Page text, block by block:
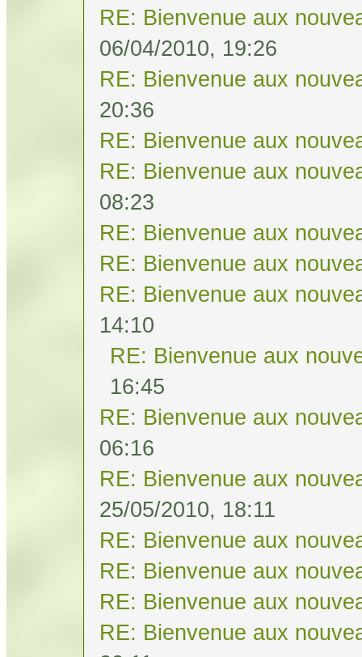
RE: Bienvenue aux
06/04/2010, 19:26
RE: Bienvenue aux
20:36
RE: Bienvenue aux
RE: Bienvenue aux
08:23
RE: Bienvenue aux
RE: Bienvenue aux
RE: Bienvenue aux
14:10
RE: Bienvenue aux
16:45
RE: Bienvenue aux
06:16
RE: Bienvenue aux
25/05/2010, 18:11
RE: Bienvenue aux
RE: Bienvenue aux
RE: Bienvenue aux
RE: Bienvenue aux